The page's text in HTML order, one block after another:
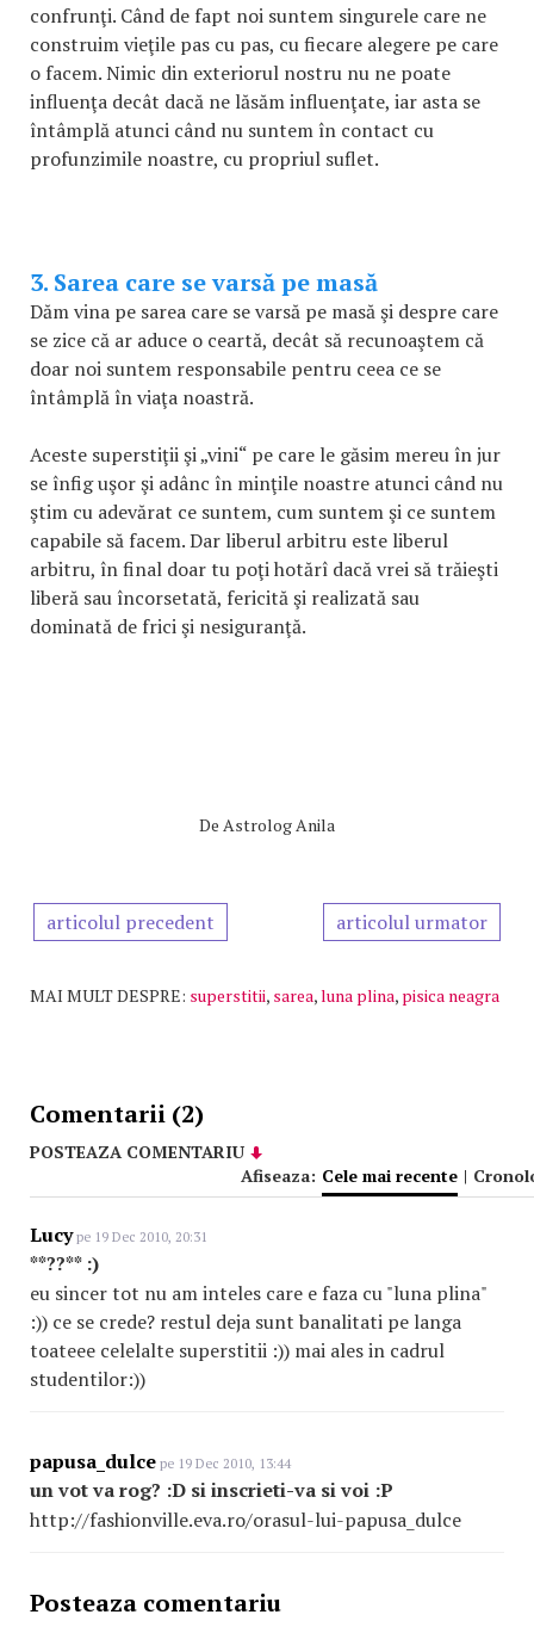
confrunţi. Când de fapt noi suntem singurele care ne
construim vieţile pas cu pas, cu fiecare alegere pe care
o facem. Nimic din exteriorul nostru nu ne poate
influenţa decât dacă ne lăsăm influenţate, iar asta se
întâmplă atunci când nu suntem în contact cu
profunzimile noastre, cu propriul suflet.
3. Sarea care se varsă pe masă
Dăm vina pe sarea care se varsă pe masă şi despre care
se zice că ar aduce o ceartă, decât să recunoaştem că
doar noi suntem responsabile pentru ceea ce se
întâmplă în viaţa noastră.
Aceste superstiţii şi „vini“ pe care le găsim mereu în jur
se înfig uşor şi adânc în minţile noastre atunci când nu
ştim cu adevărat ce suntem, cum suntem şi ce suntem
capabile să facem. Dar liberul arbitru este liberul
arbitru, în final doar tu poţi hotărî dacă vrei să trăieşti
liberă sau încorsetată, fericită şi realizată sau
dominată de frici şi nesiguranţă.
De Astrolog Anila
articolul precedent articolul urmator
MAI MULT DESPRE: superstitii, sarea,luna plina, pisica neagra
Comentarii (2)
POSTEAZA COMENTARIU
Afiseaza: Cele mai recente |
Lucype 19 Dec 2010, 20:31
**??** :)
eu sincer tot nu am inteles care e faza cu "luna plina"
:)) ce se crede? restul deja sunt banalitati pe langa
toateee celelalte superstitii :)) mai ales in cadrul
studentilor:))
papusa_dulce pe 19 Dec 2010, 13:44
un vot va rog? :D si inscrieti-va si voi :P
http://fashionville.eva.ro/orasul-lui-papusa_dulce
Posteaza comentariu